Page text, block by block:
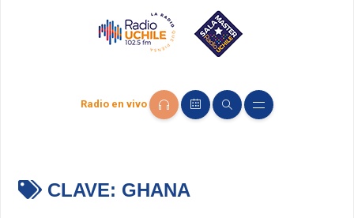
Radio en vivo
CLAVE: GHANA